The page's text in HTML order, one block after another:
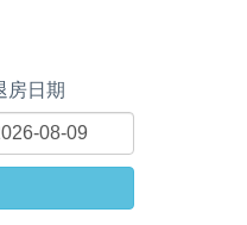
房日期